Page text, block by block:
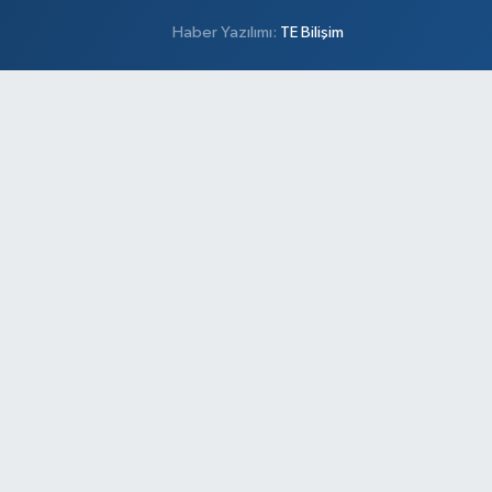
Haber Yazılımı: TE Bilişim